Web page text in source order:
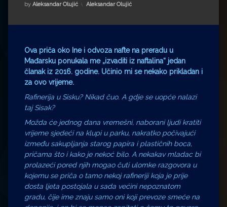
Impressum
Milenko Strižak
Drugi autori
Drugi autori
Matea Andrić
Ljiljana Lekanić-Kljaić
Željko Krznarić
Mario Lovreković
Miroslav Šantek
by Aleksandar Olujić Kategorije:
Aleksandar Olujić
Ova priča oko Ine i odvoza nafte na preradu u
Mađarsku ponukala me „izvaditi iz naftalina“ jedan
članak iz 2016. godine. Učinio mi se nekako prikladan i
za ovo vrijeme.
Rafinerija u Sisku? Nikad čuo. A gdje se uopće nalazi
taj Sisak?
Možda će jednog dana vremešni, naborani ljudi kratiti
vrijeme sjedeći na klupi u parku, nakratko počivajući
između sakupljanja starog papira i plastičnih boca,
pričama što i kako je nekoć bilo. A nekakav mladac bi
prolazeći pored njih mogao čuti ulomke razgovora u
kojemu se priča o tamo nekoj rafineriji koja je prije
dosta ljeta postojala u sada većini nepoznatom
gradu, čije ime znaju samo oni koji prevoze smeće na